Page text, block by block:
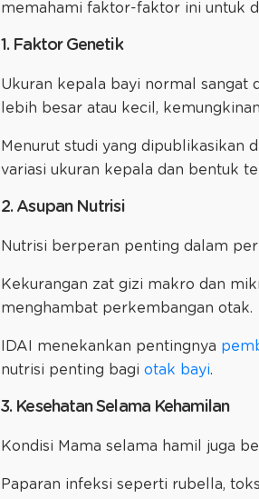
memahami faktor-faktor ini untuk
1. Faktor Genetik
Ukuran kepala bayi normal sangat
lebih besar atau kecil,
Menurut studi yang dipublikasikan
variasi ukuran kepala dan bentuk
2. Asupan Nutrisi
Nutrisi berperan penting dalam
Kekurangan zat gizi makro dan
menghambat perkembangan otak.
IDAI menekankan pentingnya
nutrisi penting bagi otak bayi.
3. Kesehatan Selama Kehamilan
Kondisi Mama selama hamil juga
Paparan infeksi seperti rubella,